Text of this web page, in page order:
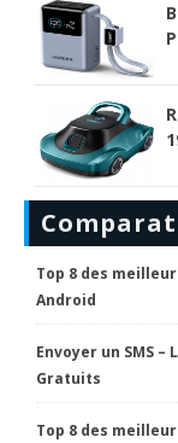
Top 8 des
Android
Envoyer un SMS
Gratuits
Top 8 des